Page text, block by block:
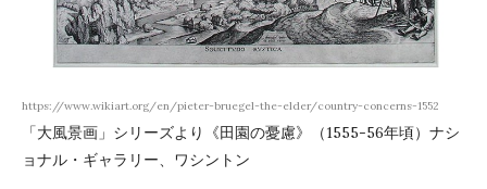
https://www.wikiart.org/en/pieter-bruegel-the-elder/country-concerns-1552
「大風景画」シリーズより《田園の憂慮》（1555-56年頃）ナシ
ョナル・ギャラリー、ワシントン